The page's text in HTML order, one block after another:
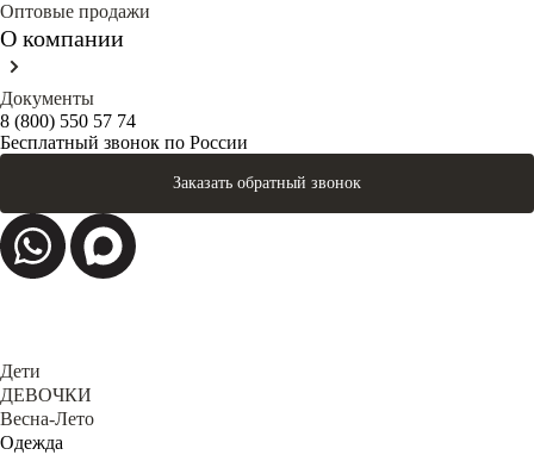
Оптовые продажи
О компании
Документы
8 (800) 550 57 74
Бесплатный звонок по России
Заказать обратный звонок
Дети
ДЕВОЧКИ
Весна-Лето
Одежда